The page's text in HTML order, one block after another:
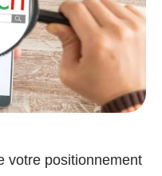
votre positionnement